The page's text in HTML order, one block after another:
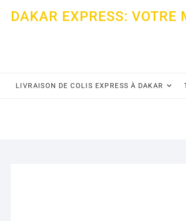
DAKAR EXPRESS: VOTRE
LIVRAISON DE COLIS EXPRESS À DAKAR